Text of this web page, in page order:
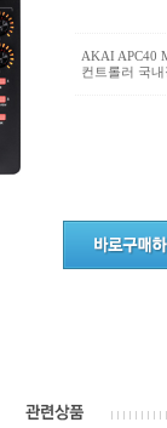
AKAI APC40
컨트롤러 국내